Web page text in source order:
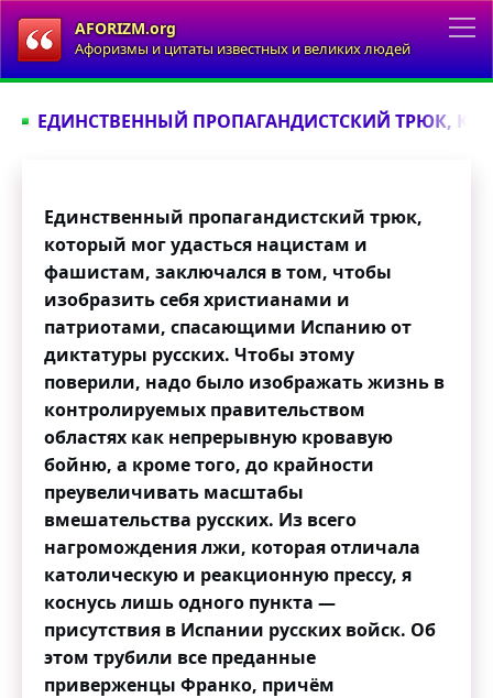
AFORIZM.org
Афоризмы и цитаты известных и великих людей
ЕДИНСТВЕННЫЙ ПРОПАГАНДИСТСКИЙ ТРЮК,
Единственный пропагандистский трюк,
который мог удасться нацистам и
фашистам, заключался в том, чтобы
изобразить себя христианами и
патриотами, спасающими Испанию от
диктатуры русских. Чтобы этому
поверили, надо было изображать жизнь в
контролируемых правительством
областях как непрерывную кровавую
бойню, а кроме того, до крайности
преувеличивать масштабы
вмешательства русских. Из всего
нагромождения лжи, которая отличала
католическую и реакционную прессу, я
коснусь лишь одного пункта —
присутствия в Испании русских войск. Об
этом трубили все преданные
приверженцы Франко, причём